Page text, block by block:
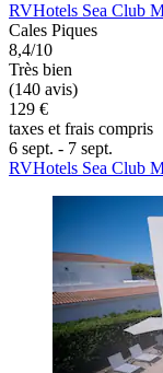
RVHotels Sea Club
Cales Piques
8,4/10
Très bien
(140 avis)
129 €
taxes et frais compris
6 sept. - 7 sept.
RVHotels Sea Club